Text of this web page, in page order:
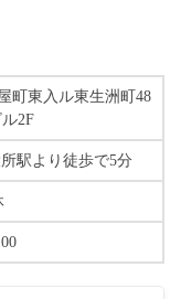
町東入ル東生洲町48
2F
駅より徒歩で5分